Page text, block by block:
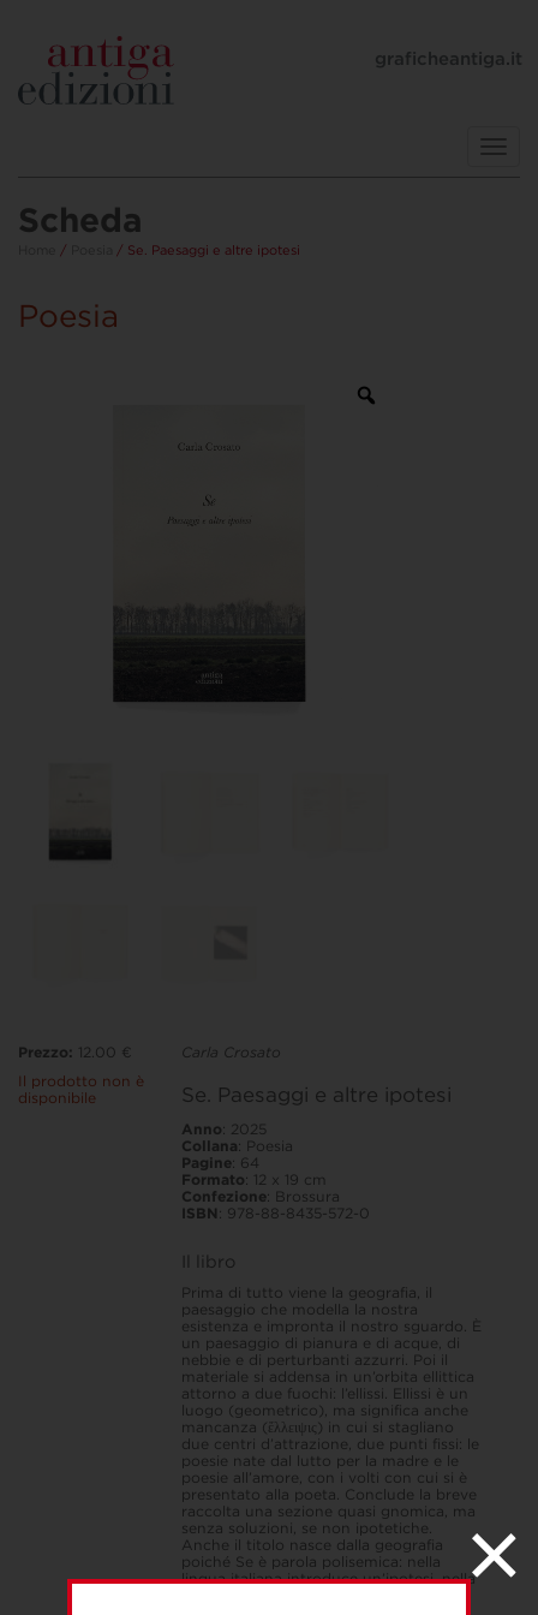
graficheantiga.it
Scheda
/ / Se. Paesaggi e altre ipotesi
Poesia
Carla Crosato
Se. Paesaggi e altre ipotesi
Anno: 2025
Collana: Poesia
Pagine: 64
Formato: 12 x 19 cm
Confezione: Brossura
ISBN : 978-88-8435-572-0
Il libro
Prima di tutto viene la geografia, il
paesaggio che modella la nostra
esistenza e impronta il nostro sguardo. È
un paesaggio di pianura e di acque, di
nebbie e di perturbanti azzurri. Poi il
materiale si addensa in un’orbita ellittica
attorno a due fuochi: l’ellissi. Ellissi è un
luogo (geometrico), ma significa anche
mancanza (ἔλλειψις) in cui si stagliano
due centri d’attrazione, due punti fissi: le
poesie nate dal lutto per la madre e le
poesie all’amore, con i volti con cui si è
presentato alla poeta. Conclude la breve
raccolta una sezione quasi gnomica, ma
senza soluzioni, se non ipotetiche.
Anche il titolo nasce dalla geografia
poiché Se è parola polisemica: nella
lingua italiana introduce un’ipotesi, nella
Prezzo: 12.00 €
Il prodotto non è
disponibile